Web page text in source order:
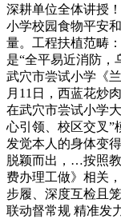
深耕单位全体讲授
小学校园食物平安
量。工程扶植范畴
是“全平易近消防
武穴市尝试小学《
月11日，西蓝花炒
在武穴市尝试小学
心引领、校区交叉”
发觉本人的身体变
脱颖而出，…按照
费办理工做》相关
步履、深度互检且
联动督常规 精准发